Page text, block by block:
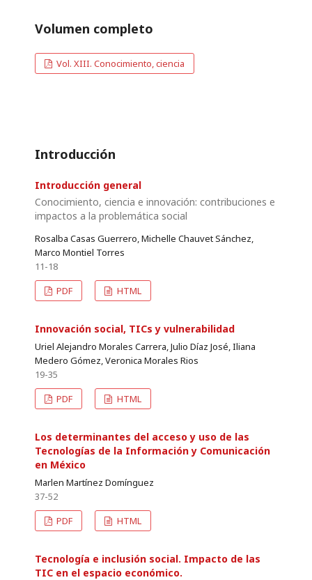
Volumen completo
Vol. XIII. Conocimiento, ciencia
Introducción
Introducción general
Conocimiento, ciencia e innovación: contribuciones e
impactos a la problemática social
Rosalba Casas Guerrero, Michelle Chauvet Sánchez,
Marco Montiel Torres
11-18
PDF
HTML
Innovación social, TICs y vulnerabilidad
Uriel Alejandro Morales Carrera, Julio Díaz José, Iliana
Medero Gómez, Veronica Morales Rios
19-35
PDF
HTML
Los determinantes del acceso y uso de las
Tecnologías de la Información y Comunicación
en México
Marlen Martínez Domínguez
37-52
PDF
HTML
Tecnología e inclusión social. Impacto de las
TIC en el espacio económico.